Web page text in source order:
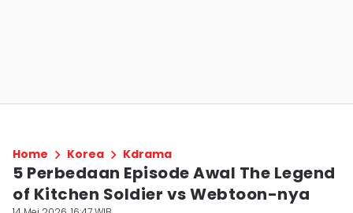
Home Korea Kdrama
5 Perbedaan Episode Awal The Legend
of Kitchen Soldier vs Webtoon-nya